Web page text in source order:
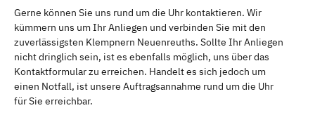
Gerne können Sie uns rund um die Uhr kontaktieren. Wir
kümmern uns um Ihr Anliegen und verbinden Sie mit den
zuverlässigsten Klempnern Neuenreuths. Sollte Ihr Anliegen
nicht dringlich sein, ist es ebenfalls möglich, uns über das
Kontaktformular zu erreichen. Handelt es sich jedoch um
einen Notfall, ist unsere Auftragsannahme rund um die Uhr
für Sie erreichbar.